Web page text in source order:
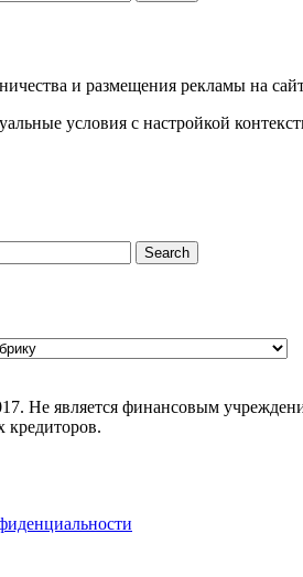
и размещения рекламы на
условия с настройкой
Search
Не является финансовым
кредиторов.